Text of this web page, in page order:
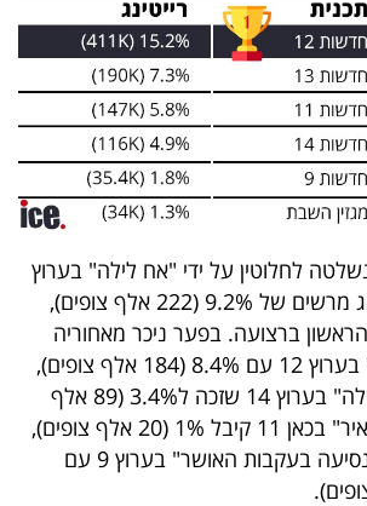
לחלוטין על ידי "אח לילה" בערוץ
13, שזכתה לרייטינג מרשים של 9.2% (222 אלף צופים),
ברצועה. בפער ניכר מאחוריה
הגיע "אברי ושרקי" בערוץ 12 עם 8.4% (184 אלף צופים),
ואחריו "חדשות הלילה" בערוץ 14 שזכה ל3.4% (89 אלף
צופים). "אני אתי מאיר" בכאן 11 קיבל 1% (20 אלף צופים),
ובמקום האחרון "הנסיעה בעקבות האושר" בערוץ 9 עם